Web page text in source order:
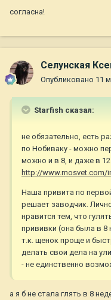
согласна!
Селунская
Опубликовано 11
Starfish сказал:
не обязательно, есть
по Нобиваку - можно
можно и в 8, и даже в
http://www.mosvet.com/
Наша привита по
решает заводчик.
нравится тем, что
прививки (она была в 8
т.к. щенок проще и
делать свои дела на
- не единственно
а я б не стала глять в 8